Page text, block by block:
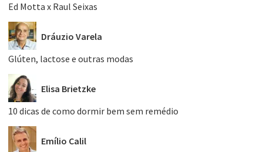
Ed Motta x Raul Seixas
Dráuzio Varela
Glúten, lactose e outras modas
Elisa Brietzke
10 dicas de como dormir bem sem remédio
Emílio Calil